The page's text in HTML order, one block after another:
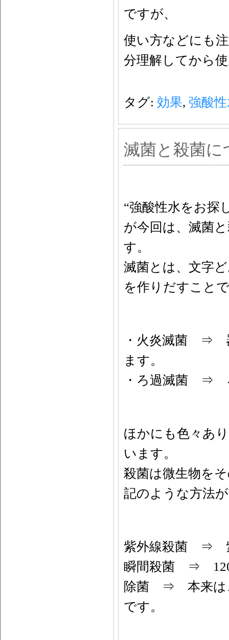
ですが、
使い方などにも
分理解してから
タグ: 効果, 強酸
滅菌と殺菌に
“強酸性水をお探
が今回は、滅菌
す。
滅菌とは、文字
を作りだすこと
・火炎滅菌 ⇒
ます。
・ろ過滅菌 ⇒
ほかにも色々あ
います。
殺菌は微生物を
記のような方法
紫外線殺菌 ⇒ 紫
瞬間殺菌 ⇒
除菌 ⇒ 本来は、
です。